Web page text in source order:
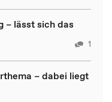
– lässt sich das
1
– dabei liegt